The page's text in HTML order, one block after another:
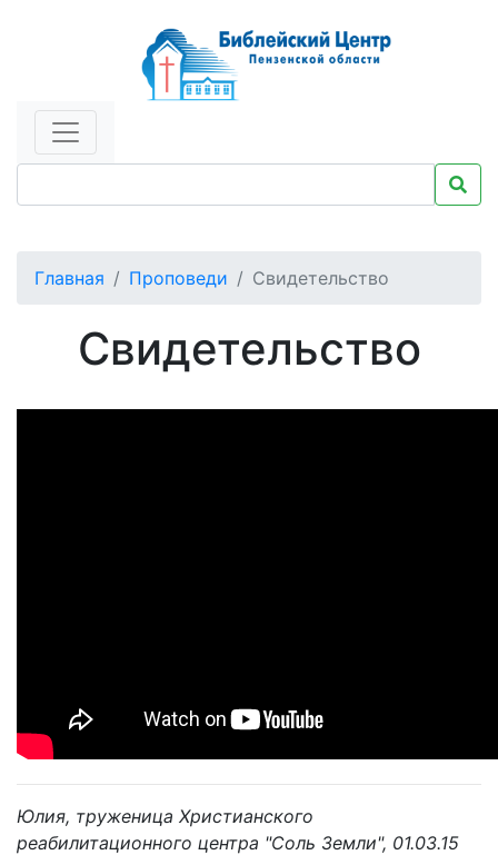
Главная Проповеди Свидетельство
Свидетельство
Юлия, труженица Христианского
реабилитационного центра "Соль Земли", 01.03.15